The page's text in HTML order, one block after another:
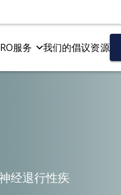
服务
趋化因子
我们的倡议资源
经退行性疾